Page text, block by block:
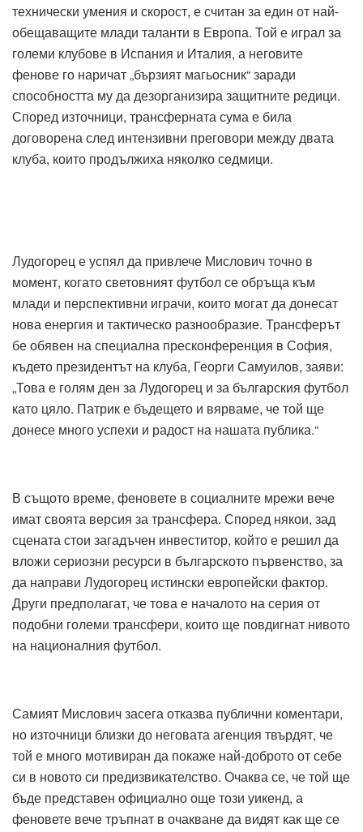
технически умения и скорост, е считан за един от най-
обещаващите млади таланти в Европа. Той е играл за
големи клубове в Испания и Италия, а неговите
фенове го наричат „бързият магьосник“ заради
способността му да дезорганизира защитните редици.
Според източници, трансферната сума е била
договорена след интензивни преговори между двата
клуба, които продължиха няколко седмици.
Лудогорец е успял да привлече Мислович точно в
момент, когато световният футбол се обръща към
млади и перспективни играчи, които могат да донесат
нова енергия и тактическо разнообразие. Трансферът
бе обявен на специална пресконференция в София,
където президентът на клуба, Георги Самуилов, заяви:
„Това е голям ден за Лудогорец и за българския футбол
като цяло. Патрик е бъдещето и вярваме, че той ще
донесе много успехи и радост на нашата публика.“
В същото време, феновете в социалните мрежи вече
имат своята версия за трансфера. Според някои, зад
сцената стои загадъчен инвеститор, който е решил да
вложи сериозни ресурси в българското първенство, за
да направи Лудогорец истински европейски фактор.
Други предполагат, че това е началото на серия от
подобни големи трансфери, които ще повдигнат нивото
на националния футбол.
Самият Мислович засега отказва публични коментари,
но източници близки до неговата агенция твърдят, че
той е много мотивиран да покаже най-доброто от себе
си в новото си предизвикателство. Очаква се, че той ще
бъде представен официално още този уикенд, а
феновете вече тръпнат в очакване да видят как ще се